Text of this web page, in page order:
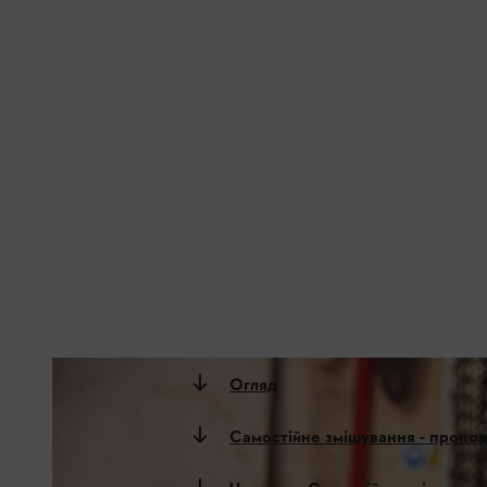
Огляд
Самостійне змішування -